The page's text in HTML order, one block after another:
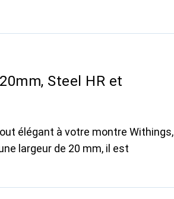
Steel HR et
élégant à votre montre Withings,
largeur de 20 mm, il est